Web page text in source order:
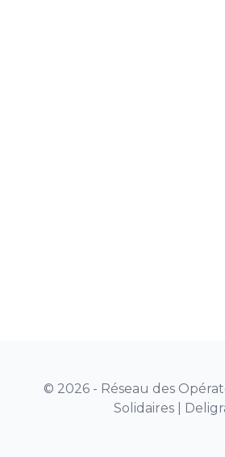
© 2026 - Réseau des
Solidaires |